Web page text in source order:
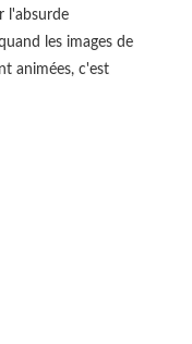
l'absurde
les images de
animées, c'est